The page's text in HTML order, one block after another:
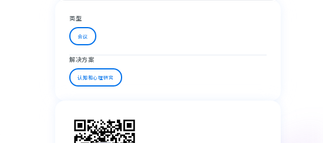
类型
会议
解决方案
认知和心理研究